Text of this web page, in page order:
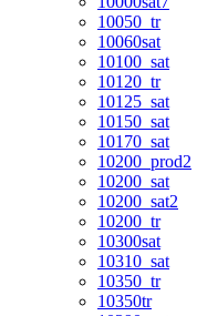
10050_tr
10060sat
10100_sat
10120_tr
10125_sat
10150_sat
10170_sat
10200_prod2
10200_sat
10200_sat2
10200_tr
10300sat
10310_sat
10350_tr
10350tr